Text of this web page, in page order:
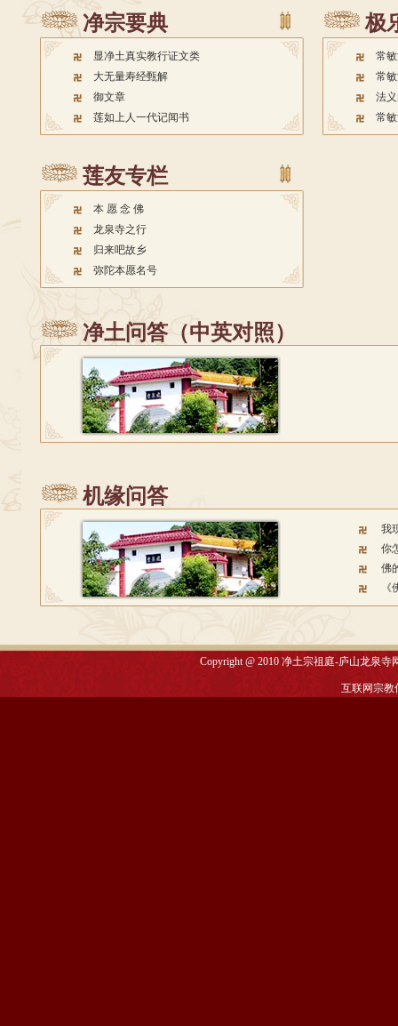
上常下敏法师于苏州东桥
念佛堂的念佛开示（上）
常敏法师开示（下）
常敏
阿弥陀经讲话一
净宗要典
显净土真实教行证文类
大无量寿经甄解
御文章
莲如上人一代记闻书
极
常
常
法
常
莲友专栏
本 愿 念 佛
龙泉寺之行
归来吧故乡
弥陀本愿名号
净土问答（中英对照）
机缘问答
我
你
佛
Copyright @ 2010净土宗祖庭-庐山龙泉寺
互联网宗教